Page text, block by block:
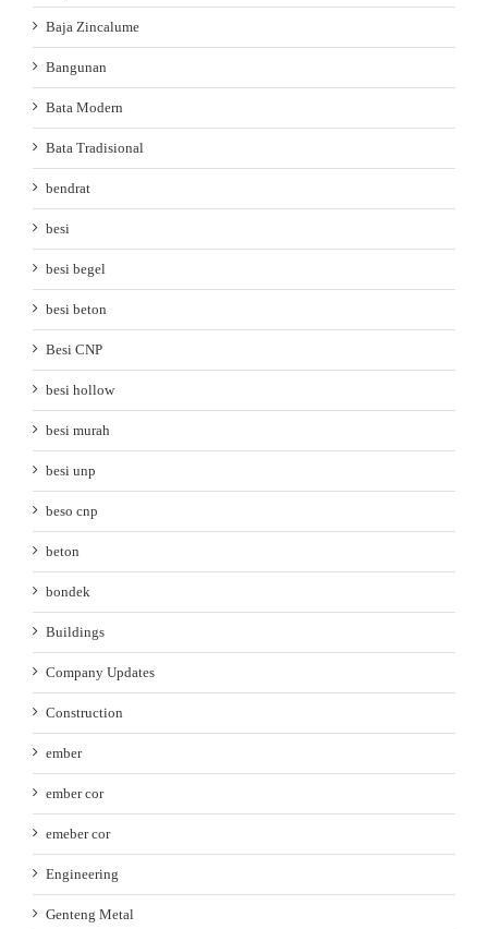
Baja Zincalume
Bangunan
Bata Modern
Bata Tradisional
bendrat
besi
besi begel
besi beton
Besi CNP
besi hollow
besi murah
besi unp
beso cnp
beton
bondek
Buildings
Company Updates
Construction
ember
ember cor
emeber cor
Engineering
Genteng Metal